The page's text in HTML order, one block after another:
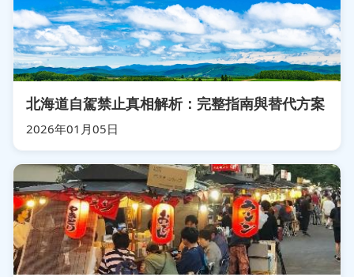
北海道自駕禁止真相解析：完整指南與替代方案
2026年01月05日